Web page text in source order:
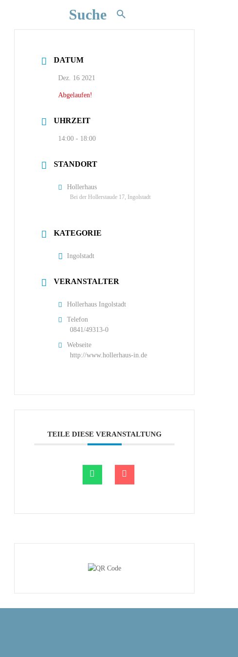
Suche
DATUM
Dez. 16 2021
Abgelaufen!
UHRZEIT
14:00 - 18:00
STANDORT
Hollerhaus
Bei der Hollerstaude 17, Ingolstadt
KATEGORIE
Ingolstadt
VERANSTALTER
Hollerhaus Ingolstadt
Telefon
0841/49313-0
Webseite
http://www.hollerhaus-in.de
TEILE DIESE VERANSTALTUNG